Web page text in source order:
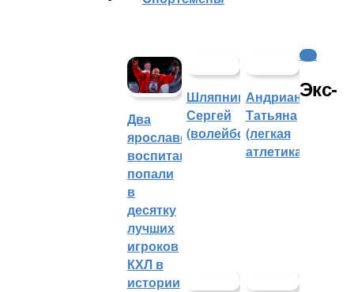
Два
ярославских
воспитанника
попали
в
десятку
лучших
игроков
КХЛ в
истории
Шляпников
Сергей
(волейбол)
Андрианова
Татьяна
(легкая
атлетика)
КХЛ
Экс-